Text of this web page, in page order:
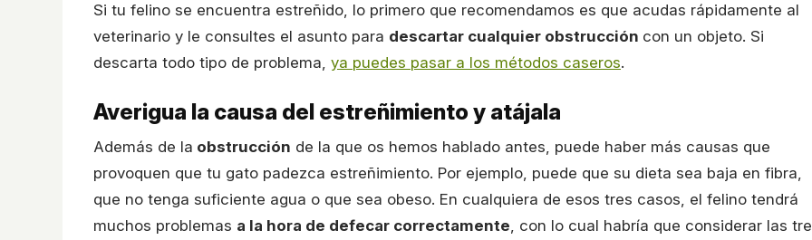
Si tu felino se encuentra estreñido, lo primero que recomendamos es que acudas rápidamente al
veterinario y le consultes el asunto para descartar cualquier obstrucción con un objeto. Si
descarta todo tipo de problema, ya puedes pasar a los métodos caseros.
Averigua la causa del estreñimiento y atájala
Además de la obstrucción de la que os hemos hablado antes, puede haber más causas que
provoquen que tu gato padezca estreñimiento. Por ejemplo, puede que su dieta sea baja en fibra,
que no tenga suficiente agua o que sea obeso. En cualquiera de esos tres casos, el felino tendrá
muchos problemas a la hora de defecar correctamente, con lo cual habría que considerar las